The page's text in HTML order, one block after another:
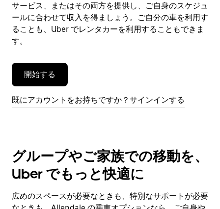
を
閉
じ
ま
す。
サービス、またはその両方を提供し、ご自身のスケジュ
ールに合わせて収入を得ましょう。ご自分の車を利用す
ることも、Uber でレンタカーを利用することもできま
す。
開始する
既にアカウントをお持ちですか？サインインする
グループやご家族での移動を、
Uber でもっと快適に
広めのスペースが必要なときも、特別なサポートが必要